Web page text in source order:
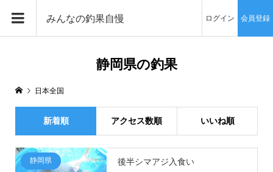
みんなの釣果自慢 ログイン 会員登録
静岡県の釣果
日本全国
新着順 アクセス数順 いいね順
静岡県 後半シマアジ入食い